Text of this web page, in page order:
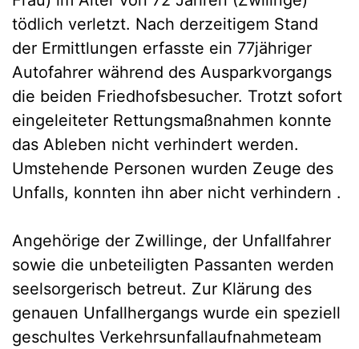
tödlich verletzt. Nach derzeitigem Stand
der Ermittlungen erfasste ein 77jähriger
Autofahrer während des Ausparkvorgangs
die beiden Friedhofsbesucher. Trotzt sofort
eingeleiteter Rettungsmaßnahmen konnte
das Ableben nicht verhindert werden.
Umstehende Personen wurden Zeuge des
Unfalls, konnten ihn aber nicht verhindern .
Angehörige der Zwillinge, der Unfallfahrer
sowie die unbeteiligten Passanten werden
seelsorgerisch betreut. Zur Klärung des
genauen Unfallhergangs wurde ein speziell
geschultes Verkehrsunfallaufnahmeteam